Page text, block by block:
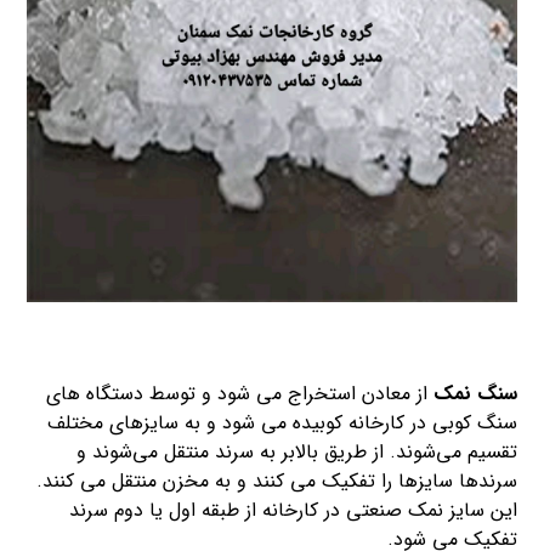
سنگ نمک از معادن استخراج می شود و توسط دستگاه های
سنگ کوبی در کارخانه کوبیده می شود و به سایزهای مختلف
تقسیم می‌شوند. از طریق بالابر به سرند منتقل می‌شوند و
سرندها سایزها را تفکیک می کنند و به مخزن منتقل می کنند.
این سایز نمک صنعتی در کارخانه از طبقه اول یا دوم سرند
تفکیک می شود.